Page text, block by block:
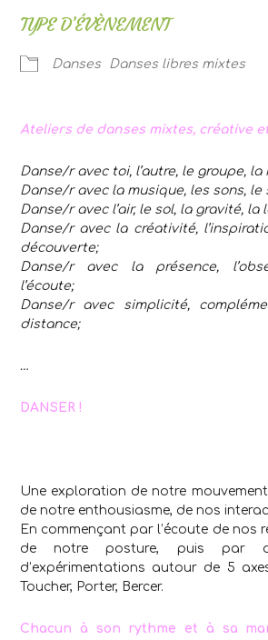
TYPE D’ÉVÈNEMENT
Danses Danses libres mixtes
Ateliers de danses mixtes, créative
Danse/r avec toi, l’autre, le groupe, la
Danse/r avec la musique, les sons, le
Danse/r avec l’air, le sol, la gravité, la
Danse/r avec la créativité,
découverte;
Danse/r avec la présence,
l’écoute;
Danse/r avec simplicité,
distance;
…
DANSER !
Une exploration de notre
de notre enthousiasme, de nos
En commençant par l’écoute de nos
de notre posture, puis par
d’expérimentations autour de 5
Toucher, Porter, Bercer.
Chacun à son rythme et à sa